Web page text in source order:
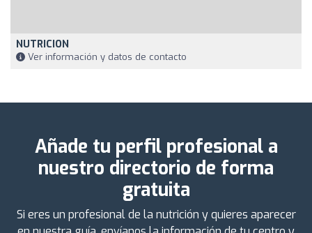
NUTRICION
Ver información y datos de contacto
Añade tu perfil profesional a
nuestro directorio de forma
gratuita
Si eres un profesional de la nutrición y quieres aparecer